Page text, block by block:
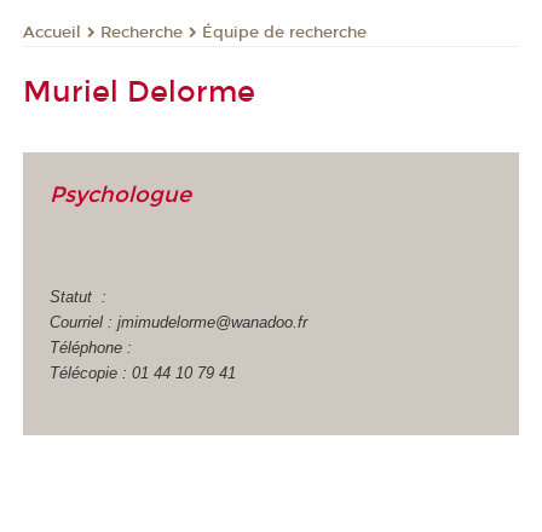
Accueil Recherche Équipe de recherche
Muriel Delorme
Psychologue
Statut :
Courriel : jmimudelorme@wanadoo.fr
Téléphone :
Télécopie : 01 44 10 79 41